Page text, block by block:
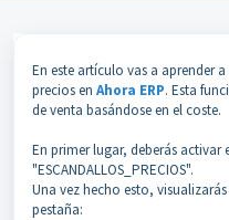
En este artículo vas a aprender
precios en Ahora ERP. Esta
de venta basándose en el coste.
En primer lugar, deberás activar
"ESCANDALLOS_PRECIOS".
Una vez hecho esto,
pestaña: